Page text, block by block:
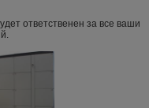
ответственен за все ваши